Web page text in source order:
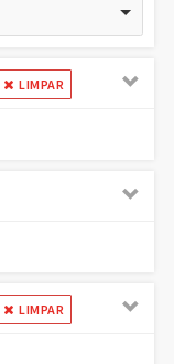
LIMPAR
LIMPAR